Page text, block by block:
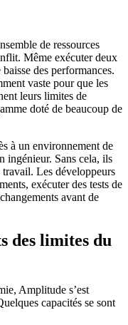
de ressources
Même exécuter deux
des performances.
vaste pour que les
leurs limites de
doté de beaucoup de
à un environnement de
ingénieur. Sans cela, ils
Les développeurs
exécuter des tests de
avant de
des limites du
Amplitude s’est
capacités se sont